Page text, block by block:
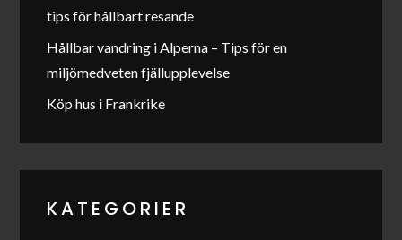
tips för hållbart resande
Hållbar vandring i Alperna – Tips för en
miljömedveten fjällupplevelse
Köp hus i Frankrike
KATEGORIER